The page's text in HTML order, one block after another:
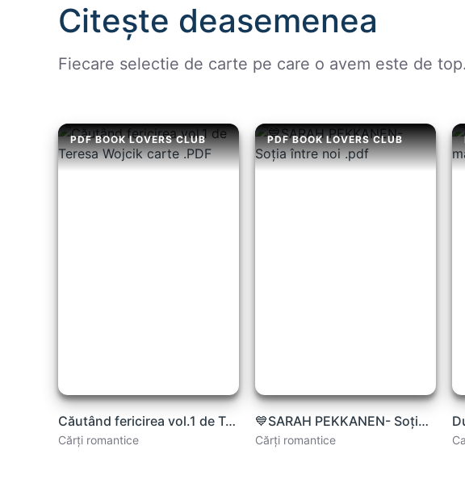
Citește deasemenea
Fiecare selectie de carte pe care o avem este de top.
PDF BOOK LOVERS CLUB
Căutând fericirea vol.1 de Teresa Wojcik carte .PDF
Cărți romantice
PDF BOOK LOVERS CLUB
💙SARAH PEKKANEN- Soția între noi .pdf
Cărți romantice